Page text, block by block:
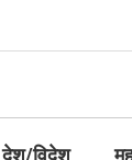
देश/विदेश